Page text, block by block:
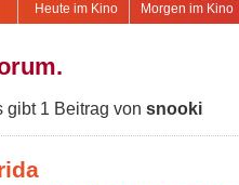
Morgen im Kino
Heute im Kino
gibt 1 Beitrag von snooki